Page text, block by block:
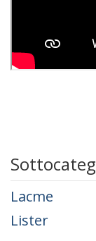
Lacme
Lister